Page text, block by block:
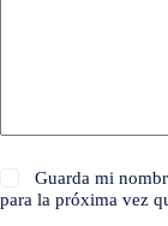
Guarda mi
para la próxima vez